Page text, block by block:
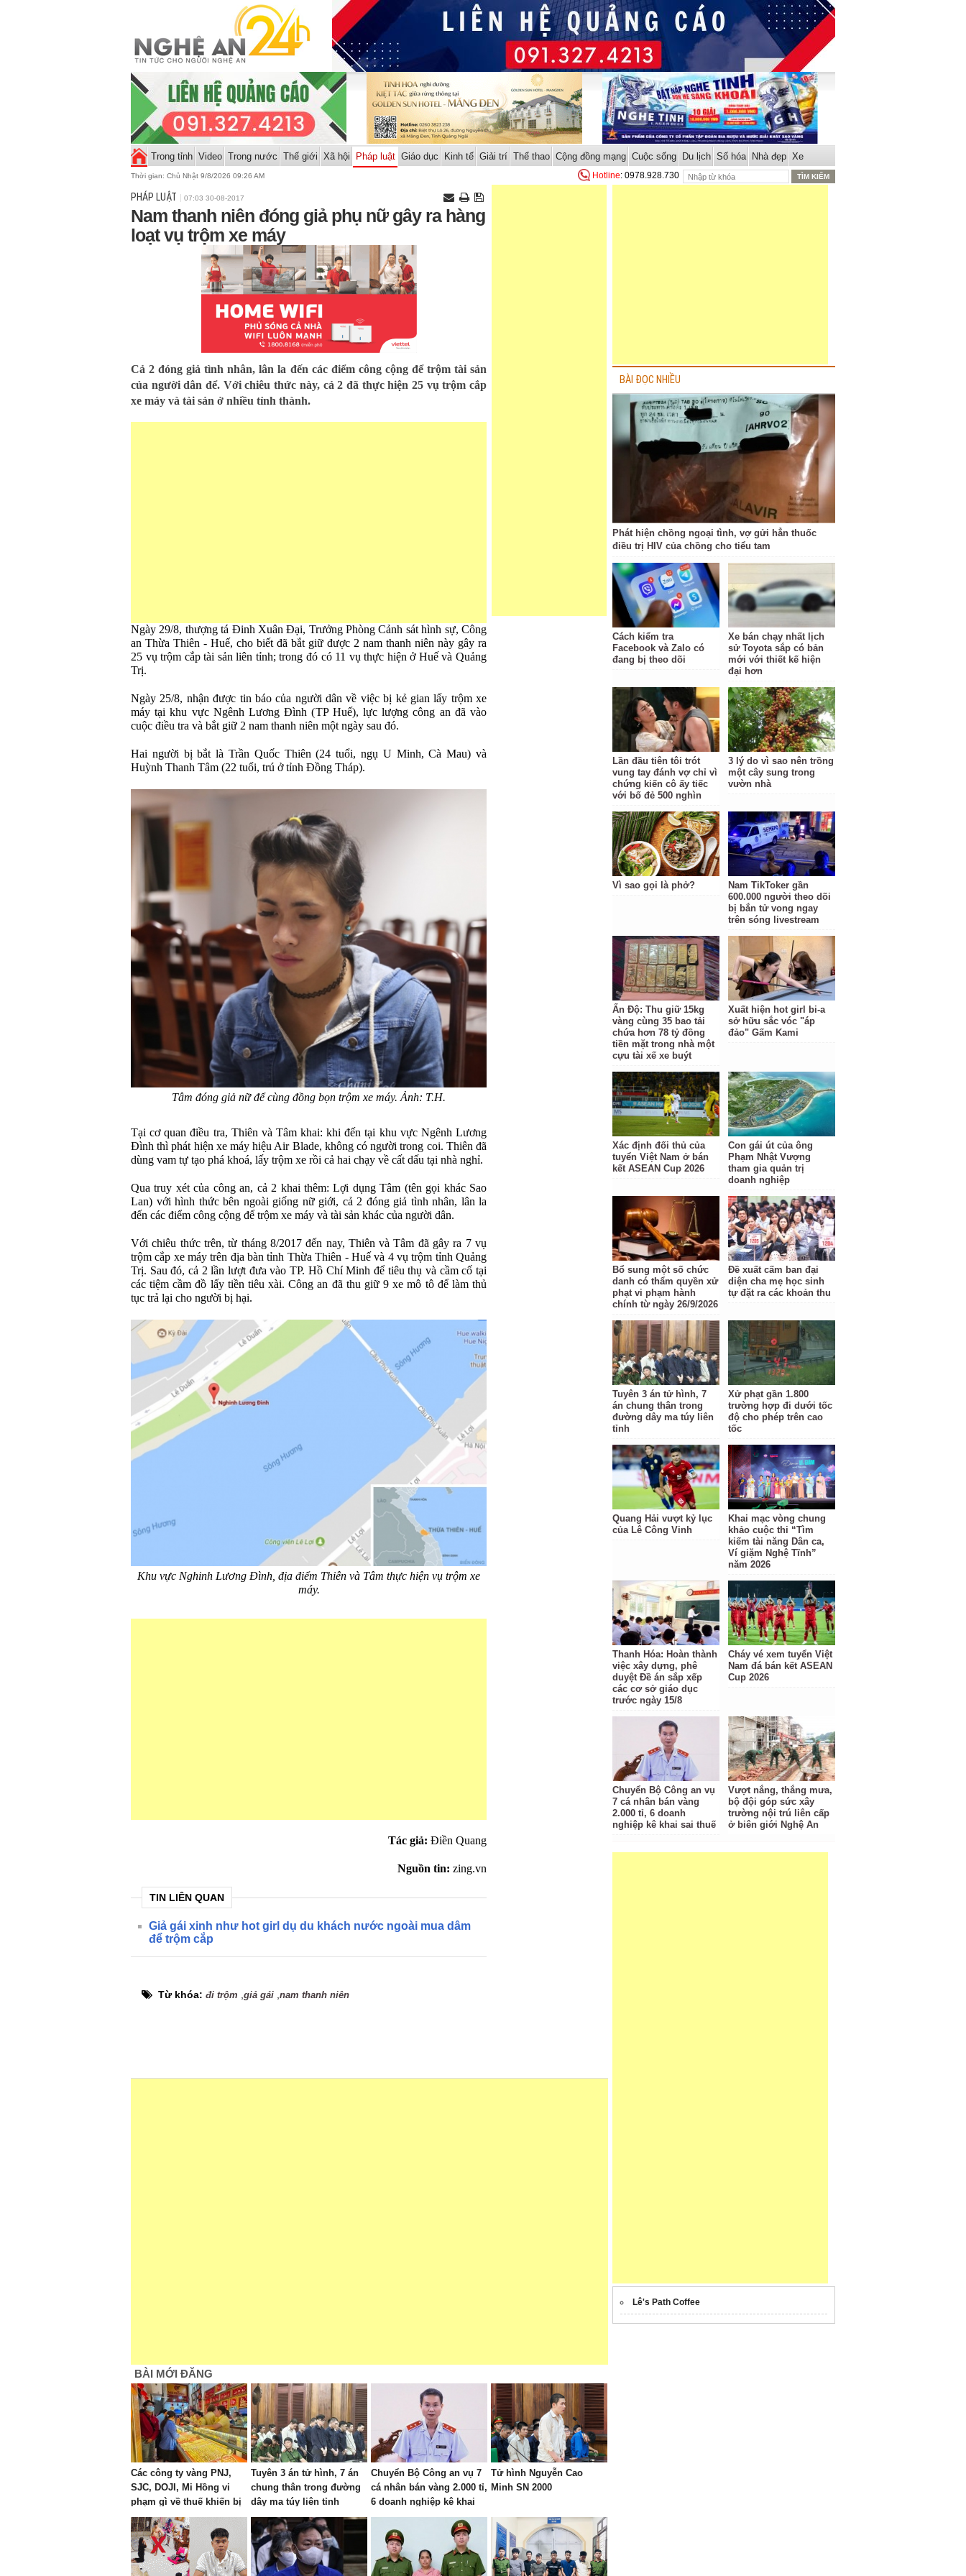
Trong tỉnh Video Trong nước Thế giới Xã hội Pháp luật Giáo dục Kinh tế Giải trí Thể thao Cộng đồng mạng Cuộc sống Du lịch Số hóa Nhà đẹp Xe
Thời gian: Chủ Nhật 9/8/2026 09:26 AM Hotline: 0978.928.730
PHÁP LUẬT 07:03 30-08-2017
Nam thanh niên đóng giả phụ nữ gây ra hàng
loạt vụ trộm xe máy
Cả 2 đóng giả tình nhân, lân la đến các điểm công cộng để trộm tài sản
của người dân để. Với chiêu thức này, cả 2 đã thực hiện 25 vụ trộm cắp
xe máy và tài sản ở nhiều tỉnh thành.
Ngày 29/8, thượng tá Đinh Xuân Đại, Trưởng Phòng Cảnh sát hình sự, Công
an Thừa Thiên - Huế, cho biết đã bắt giữ được 2 nam thanh niên này gây ra
25 vụ trộm cắp tài sản liên tỉnh; trong đó có 11 vụ thực hiện ở Huế và Quảng
Trị.
Ngày 25/8, nhận được tin báo của người dân về việc bị kẻ gian lấy trộm xe
máy tại khu vực Ngênh Lương Đình (TP Huế), lực lượng công an đã vào
cuộc điều tra và bắt giữ 2 nam thanh niên một ngày sau đó.
Hai người bị bắt là Trần Quốc Thiên (24 tuổi, ngụ U Minh, Cà Mau) và
Huỳnh Thanh Tâm (22 tuổi, trú ở tỉnh Đồng Tháp).
Tâm đóng giả nữ để cùng đồng bọn trộm xe máy. Ảnh: T.H.
Tại cơ quan điều tra, Thiên và Tâm khai: khi đến tại khu vực Ngênh Lương
Đình thì phát hiện xe máy hiệu Air Blade, không có người trong coi. Thiên đã
dùng vam tự tạo phá khoá, lấy trộm xe rồi cả hai chạy về cất dấu tại nhà nghỉ.
Qua truy xét của công an, cả 2 khai thêm: Lợi dụng Tâm (tên gọi khác Sao
Lan) với hình thức bên ngoài giống nữ giới, cả 2 đóng giả tình nhân, lân la
đến các điểm công cộng để trộm xe máy và tài sản khác của người dân.
Với chiêu thức trên, từ tháng 8/2017 đến nay, Thiên và Tâm đã gây ra 7 vụ
trộm cắp xe máy trên địa bàn tỉnh Thừa Thiên - Huế và 4 vụ trộm tỉnh Quảng
Trị. Sau đó, cả 2 lần lượt đưa vào TP. Hồ Chí Minh để tiêu thụ và cầm cố tại
các tiệm cầm đồ lấy tiền tiêu xài. Công an đã thu giữ 9 xe mô tô để làm thủ
tục trả lại cho người bị hại.
Khu vực Nghinh Lương Đình, địa điểm Thiên và Tâm thực hiện vụ trộm xe
máy.
Tác giả: Điền Quang
Nguồn tin: zing.vn
TIN LIÊN QUAN
Giả gái xinh như hot girl dụ du khách nước ngoài mua dâm
để trộm cắp
Từ khóa: đi trộm giả gái nam thanh niên
BÀI MỚI ĐĂNG
Các công ty vàng PNJ,
SJC, DOJI, Mi Hồng vi
phạm gì về thuế khiến bị
chuyển Bộ Công an xem
xét?
Tuyên 3 án tử hình, 7 án
chung thân trong đường
dây ma túy liên tỉnh
Chuyển Bộ Công an vụ 7
cá nhân bán vàng 2.000 tỉ,
6 doanh nghiệp kê khai
sai thuế
Tử hình Nguyễn Cao
Minh SN 2000
BÀI ĐỌC NHIỀU
Phát hiện chồng ngoại tình, vợ gửi hẳn thuốc
điều trị HIV của chồng cho tiểu tam
Cách kiểm tra
Facebook và Zalo có
đang bị theo dõi
Xe bán chạy nhất lịch
sử Toyota sắp có bản
mới với thiết kế hiện
đại hơn
Lần đầu tiên tôi trót
vung tay đánh vợ chỉ vì
chứng kiến cô ấy tiếc
với bố đẻ 500 nghìn
3 lý do vì sao nên trồng
một cây sung trong
vườn nhà
Vì sao gọi là phở?
Nam TikToker gần
600.000 người theo dõi
bị bắn tử vong ngay
trên sóng livestream
Ấn Độ: Thu giữ 15kg
vàng cùng 35 bao tải
chứa hơn 78 tỷ đồng
tiền mặt trong nhà một
cựu tài xế xe buýt
Xuất hiện hot girl bi-a
sở hữu sắc vóc "áp
đảo" Gấm Kami
Xác định đối thủ của
tuyển Việt Nam ở bán
kết ASEAN Cup 2026
Con gái út của ông
Phạm Nhật Vượng
tham gia quản trị
doanh nghiệp
Bổ sung một số chức
danh có thẩm quyền xử
phạt vi phạm hành
chính từ ngày 26/9/2026
Đề xuất cấm ban đại
diện cha mẹ học sinh
tự đặt ra các khoản thu
Tuyên 3 án tử hình, 7
án chung thân trong
đường dây ma túy liên
tỉnh
Xử phạt gần 1.800
trường hợp đi dưới tốc
độ cho phép trên cao
tốc
Quang Hải vượt kỷ lục
của Lê Công Vinh
Khai mạc vòng chung
khảo cuộc thi “Tìm
kiếm tài năng Dân ca,
Ví giặm Nghệ Tĩnh”
năm 2026
Thanh Hóa: Hoàn thành
việc xây dựng, phê
duyệt Đề án sắp xếp
các cơ sở giáo dục
trước ngày 15/8
Cháy vé xem tuyển Việt
Nam đá bán kết ASEAN
Cup 2026
Chuyển Bộ Công an vụ
7 cá nhân bán vàng
2.000 tỉ, 6 doanh
nghiệp kê khai sai thuế
Vượt nắng, thắng mưa,
bộ đội góp sức xây
trường nội trú liên cấp
ở biên giới Nghệ An
Lê's Path Coffee